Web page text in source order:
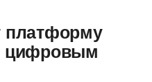
платформу
цифровым